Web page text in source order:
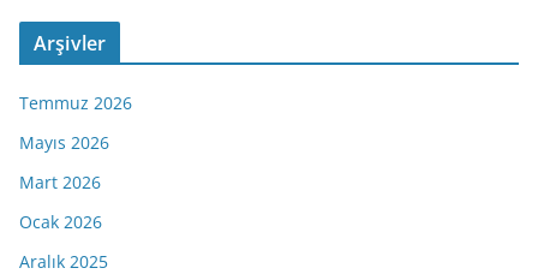
Arşivler
Temmuz 2026
Mayıs 2026
Mart 2026
Ocak 2026
Aralık 2025